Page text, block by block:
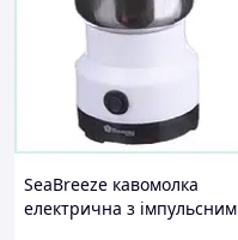
SeaBreeze кавомолка
електрична з імпульсним